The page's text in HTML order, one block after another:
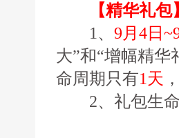
【精华礼包
1、 9月4日
大”和“增幅精
命周期只有1天
2、礼包生命